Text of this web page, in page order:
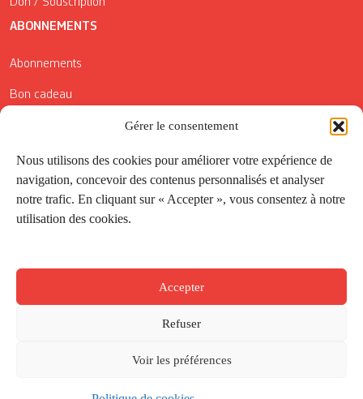
Gérer le consentement
Nous utilisons des cookies pour améliorer votre expérience de
navigation, concevoir des contenus personnalisés et analyser
notre trafic. En cliquant sur « Accepter », vous consentez à notre
utilisation des cookies.
Accepter
Refuser
Voir les préférences
ABONNEMENTS
Abonnements
Bon cadeau
Conditions générales de vente
Réductions de la Carte Côté Courrier
Application